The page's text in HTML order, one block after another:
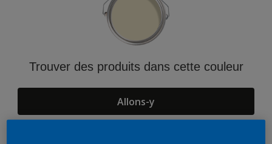
Trouver des produits dans cette couleur
Allons-y